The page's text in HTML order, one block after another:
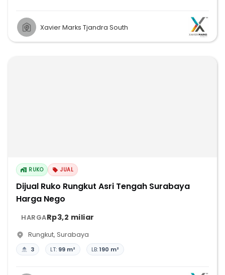
Xavier Marks Tjandra South
RUKO JUAL
Dijual Ruko Rungkut Asri Tengah Surabaya
Harga Nego
HARGARp3,2 miliar
Rungkut, Surabaya
3 LT: 99 m² LB:190 m²